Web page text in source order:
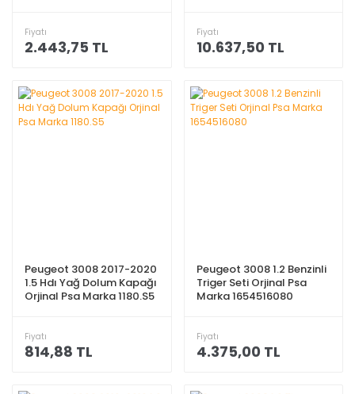
Fiyatı
2.443,75 TL
Fiyatı
10.637,50 TL
Peugeot 3008 2017-2020
1.5 Hdı Yağ Dolum Kapağı
Orjinal Psa Marka 1180.S5
Fiyatı
814,88 TL
Peugeot 3008 1.2 Benzinli
Triger Seti Orjinal Psa
Marka 1654516080
Fiyatı
4.375,00 TL